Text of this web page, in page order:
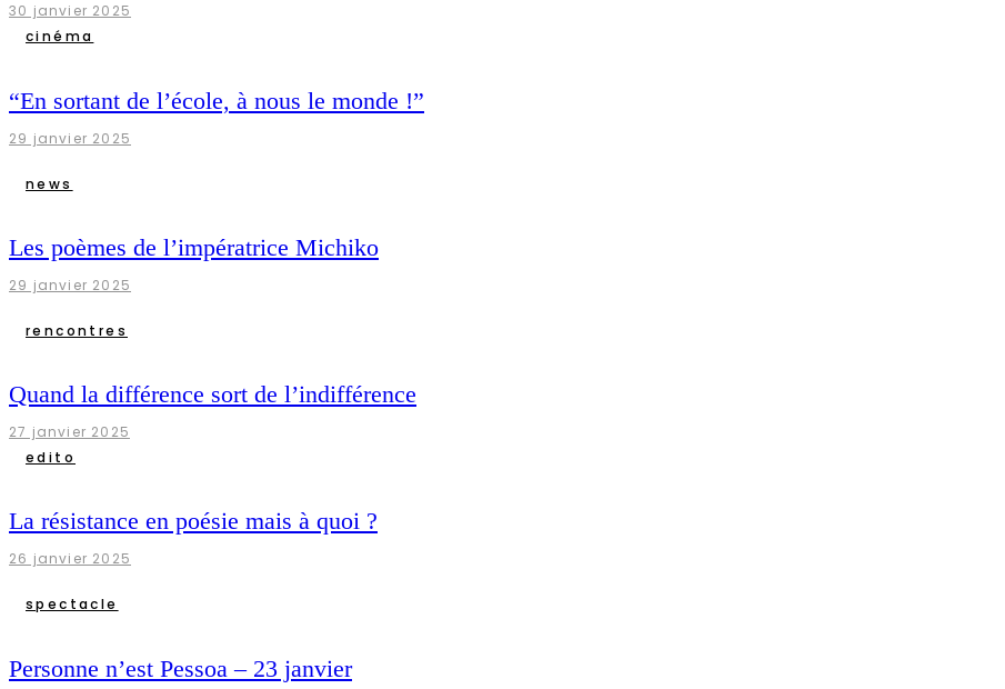
30 janvier 2025
cinéma
“En sortant de l’école, à nous le monde !”
29 janvier 2025
news
Les poèmes de l’impératrice Michiko
29 janvier 2025
rencontres
Quand la différence sort de l’indifférence
27 janvier 2025
edito
La résistance en poésie mais à quoi ?
26 janvier 2025
spectacle
Personne n’est Pessoa – 23 janvier